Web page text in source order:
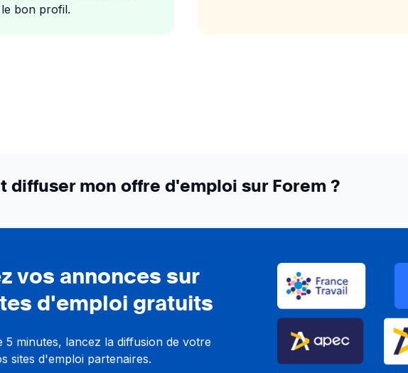
bon profil.
diffuser mon offre d'emploi sur Forem ?
vos annonces sur
d'emploi gratuits
5 minutes, lancez la diffusion de votre
sites d'emploi partenaires.